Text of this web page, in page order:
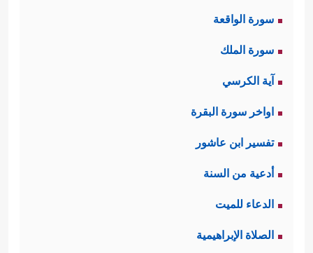
سورة الواقعة
سورة الملك
آية الكرسي
اواخر سورة البقرة
تفسير ابن عاشور
أدعية من السنة
الدعاء للميت
الصلاة الإبراهيمية